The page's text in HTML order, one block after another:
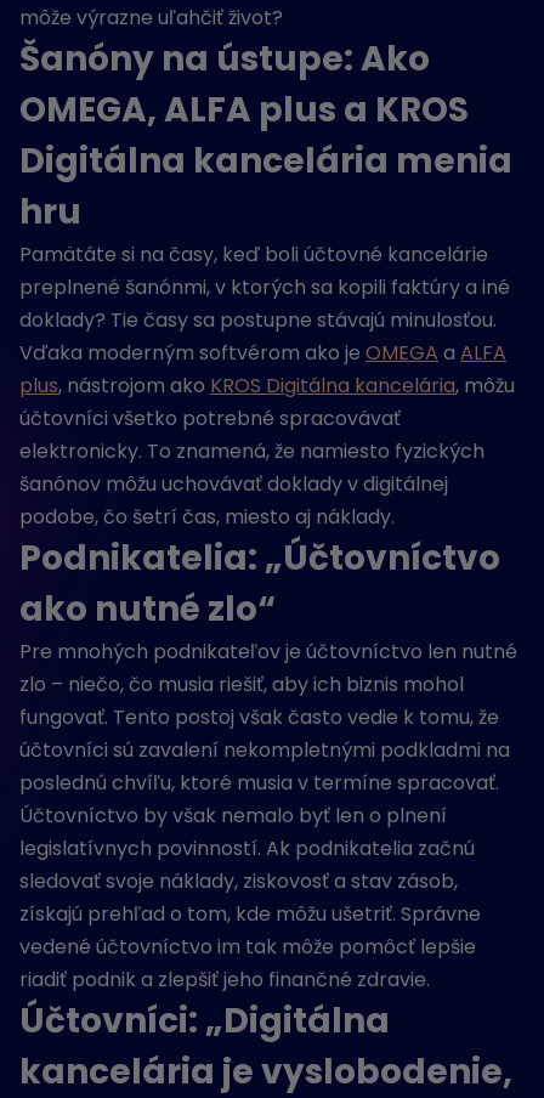
môže výrazne uľahčiť život?
Šanóny na ústupe: Ako
OMEGA, ALFA plus a KROS
Digitálna kancelária menia
hru
Pamätáte si na časy, keď boli účtovné kancelárie
preplnené šanónmi, v ktorých sa kopili faktúry a iné
doklady? Tie časy sa postupne stávajú minulosťou.
Vďaka moderným softvérom ako je OMEGA a ALFA
plus, nástrojom ako KROS Digitálna kancelária, môžu
účtovníci všetko potrebné spracovávať
elektronicky. To znamená, že namiesto fyzických
šanónov môžu uchovávať doklady v digitálnej
podobe, čo šetrí čas, miesto aj náklady.
Podnikatelia: „Účtovníctvo
ako nutné zlo“
Pre mnohých podnikateľov je účtovníctvo len nutné
zlo – niečo, čo musia riešiť, aby ich biznis mohol
fungovať. Tento postoj však často vedie k tomu, že
účtovníci sú zavalení nekompletnými podkladmi na
poslednú chvíľu, ktoré musia v termíne spracovať.
Účtovníctvo by však nemalo byť len o plnení
legislatívnych povinností. Ak podnikatelia začnú
sledovať svoje náklady, ziskovosť a stav zásob,
získajú prehľad o tom, kde môžu ušetriť. Správne
vedené účtovníctvo im tak môže pomôcť lepšie
riadiť podnik a zlepšiť jeho finančné zdravie.
Účtovníci: „Digitálna
kancelária je vyslobodenie,